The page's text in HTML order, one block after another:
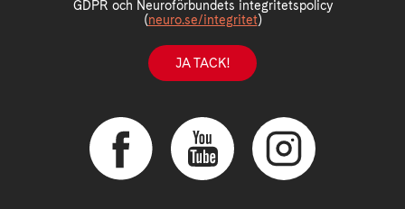
GDPR och Neuroförbundets integritetspolicy
(neuro.se/integritet)
JA TACK!